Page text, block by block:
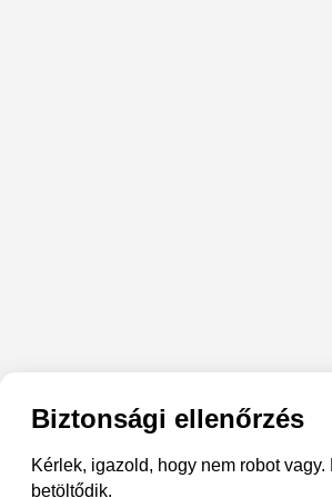
Biztonsági ellenőrzés
Kérlek, igazold, hogy nem robot vagy.
betöltődik.